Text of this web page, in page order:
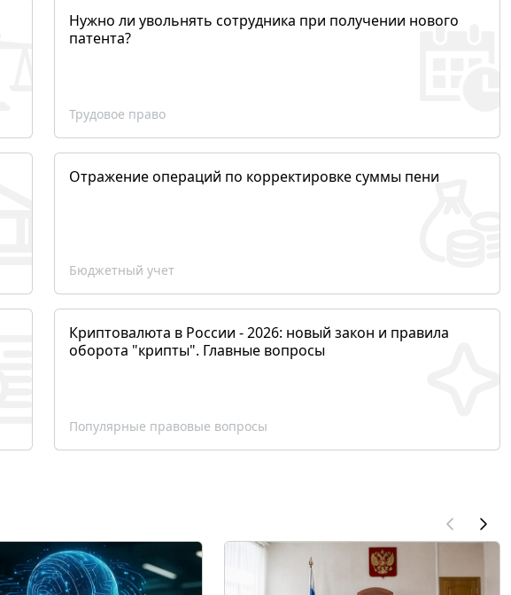
Нужно ли увольнять сотрудника при получении нового
патента?
Трудовое право
Отражение операций по корректировке суммы пени
Бюджетный учет
Криптовалюта в России - 2026: новый закон и правила
оборота "крипты". Главные вопросы
Популярные правовые вопросы